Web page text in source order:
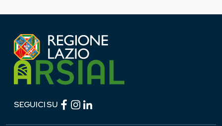
SEGUICI SU Facebook (link esterno)
Instagram (link esterno)